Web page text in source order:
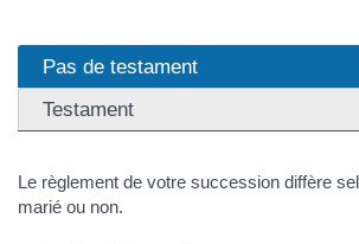
Pas de testament
Testament
Le règlement de votre succession diffère
marié ou non.